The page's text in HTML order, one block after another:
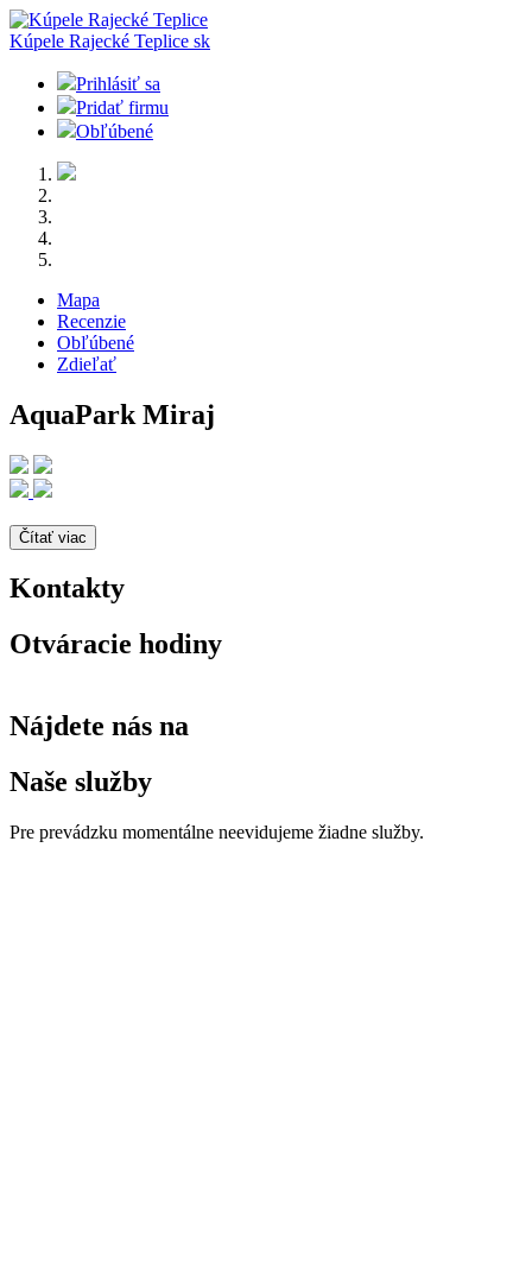
Kúpele Rajecké Teplice sk
Prihlásiť sa
Pridať firmu
Obľúbené
Mapa
Recenzie
Obľúbené
Zdieľať
AquaPark Miraj
Čítať viac
Kontakty
Otváracie hodiny
Nájdete nás na
Naše služby
Pre prevádzku momentálne neevidujeme žiadne služby.